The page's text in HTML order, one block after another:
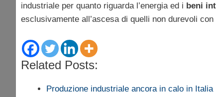
industriale per quanto riguarda l’energia ed i beni
esclusivamente all’ascesa di quelli non durevoli con
Related Posts:
Produzione industriale ancora in calo in Italia